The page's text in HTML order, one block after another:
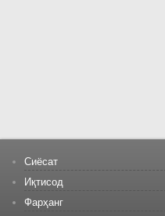
Сиёсат
Иқтисод
Фарҳанг